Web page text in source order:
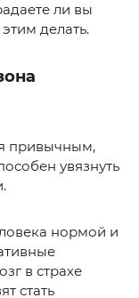
ли вы
делать.
привычным,
увязнуть
нормой и
в страхе
стать